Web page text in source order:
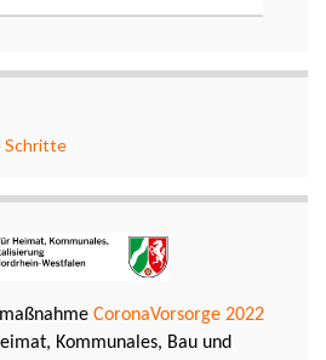
Schritte
CoronaVorsorge 2022
Kommunales, Bau und